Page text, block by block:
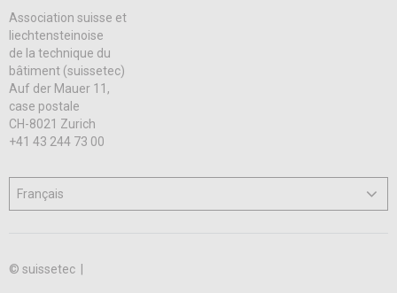
Association suisse et
liechtensteinoise
de la technique du
bâtiment (suissetec)
Auf der Mauer 11,
case postale
CH-8021 Zurich
+41 43 244 73 00
© suissetec |